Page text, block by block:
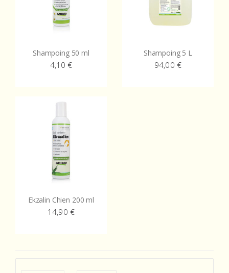
Shampoing 50 ml
4,10 €
Shampoing 5 L
94,00 €
Ekzalin Chien 200 ml
14,90 €